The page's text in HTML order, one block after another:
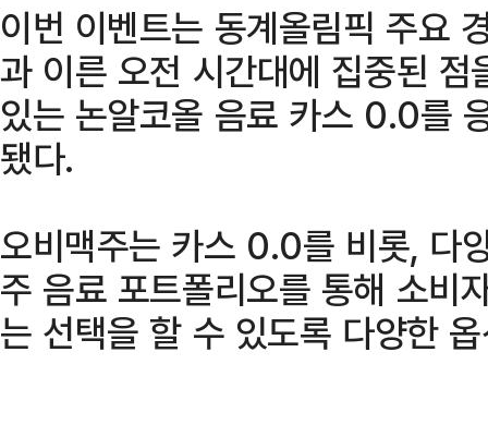
이번 이벤트는 동계올림픽 주요
과 이른 오전 시간대에 집중된
있는 논알코올 음료 카스 0.0를
됐다.
오비맥주는 카스 0.0를 비롯, 다
주 음료 포트폴리오를 통해 소비
는 선택을 할 수 있도록 다양한